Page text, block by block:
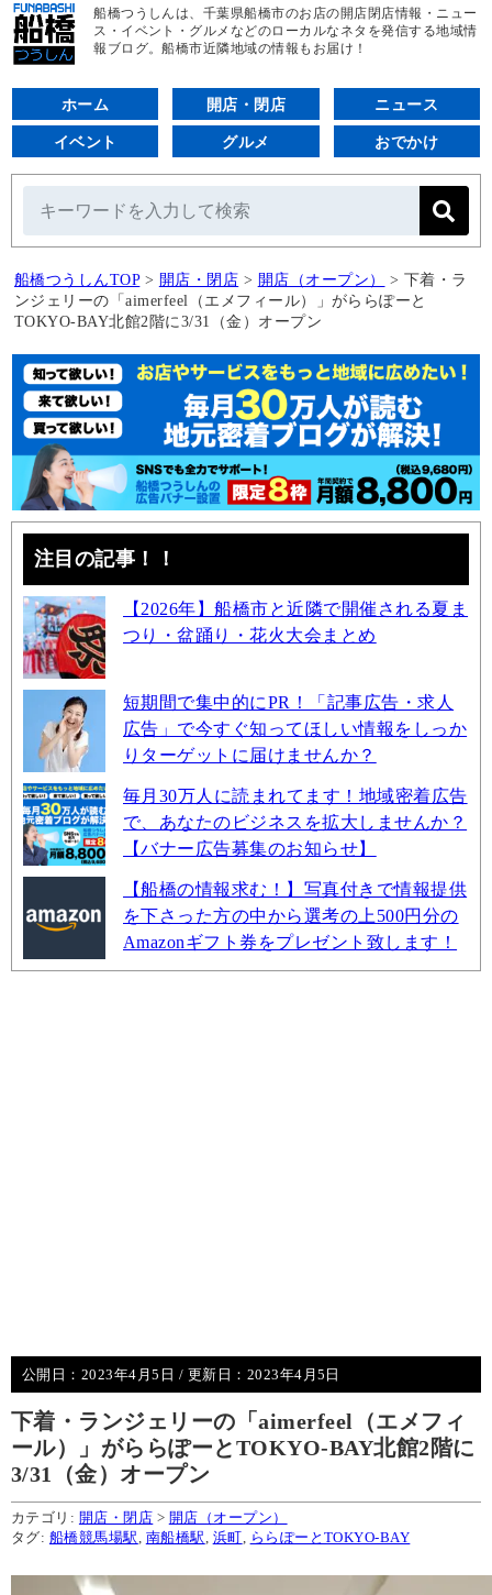
船橋つうしんは、千葉県船橋市のお店の開店閉店情報・ニュー
ス・イベント・グルメなどのローカルなネタを発信する地域情
報ブログ。船橋市近隣地域の情報もお届け！
ホーム 開店・閉店 ニュース
イベント グルメ おでかけ
船橋つうしんTOP > 開店・閉店 > 開店（オープン） > 下着・ラ
ンジェリーの「aimerfeel（エメフィール）」がららぽーと
TOKYO‐BAY北館2階に3/31（金）オープン
注目の記事！！
【2026年】船橋市と近隣で開催される夏ま
つり・盆踊り・花火大会まとめ
短期間で集中的にPR！「記事広告・求人
広告」で今すぐ知ってほしい情報をしっか
りターゲットに届けませんか？
毎月30万人に読まれてます！地域密着広告
で、あなたのビジネスを拡大しませんか？
【バナー広告募集のお知らせ】
【船橋の情報求む！】写真付きで情報提供
を下さった方の中から選考の上500円分の
Amazonギフト券をプレゼント致します！
公開日： 2023年4月5日 / 更新日： 2023年4月5日
下着・ランジェリーの「aimerfeel（エメフィ
ール）」がららぽーとTOKYO‐BAY北館2階に
3/31（金）オープン
カテゴリ: 開店・閉店 > 開店（オープン）
タグ: 船橋競馬場駅 南船橋駅 浜町 ららぽーとTOKYO-BAY